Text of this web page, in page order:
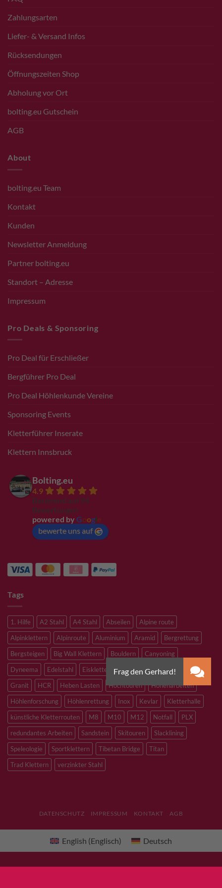
Zahlungsarten
Liefer- & Versand Infos
Rücksendungen
Öffnungszeiten Shop
Abholung vor Ort
bolting.eu Gutschein
AGB
About
bolting.eu Team
Kontakt
Kunden
Newsletter Anmeldung
Partner bolting.eu
Standort – Adresse
Impressum
Pro Deals & Sponsoring
Pro Deal für Erschließer
Bergführer Pro Deal
Pro Deal Höhlenkunde Vereine
Sponsoring Events
Kletterführer Inserate
Klettern Innsbruck
Bolting.eu
4.9
Basierend auf 94
Bewertungen
powered by G ogl
bewerte uns auf
Tags
1. Hilfe A2 Stahl A4 Stahl Abseilen
Alpine route
Alpinklettern
Alpinroute Aluminium Aramid
Bergrettung
Bergsteigen
Big Wall Klettern Bouldern
Canyoning
Dyneema
Edelstahl Eisklettern Flaschenzug
Flying Fox
Granit
HCR Heben Lasten Hochtouren
Höhenarbeiten
Höhlenforschung
Höhlenrettung Inox Kevlar
Kletterhalle
künstliche Kletterrouten
M8 M10 M12 Notfall
PLX
redundantes Arbeiten
Sandstein Skitouren
Slacklining
Speleologie
Sportklettern Tibetan Bridge
Titan
Trad Klettern
verzinkter Stahl
DATENSCHUTZ IMPRESSUM KONTAKT AGB
English (Englisch) Deutsch